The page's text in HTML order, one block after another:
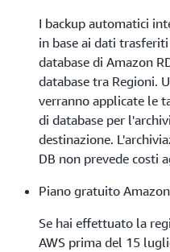
I backup automatici
in base ai dati
database di Amazon
database tra Regioni.
verranno applicate le
di database per
destinazione.
DB non prevede costi
Piano gratuito
Se hai effettuato la
AWS prima del 15